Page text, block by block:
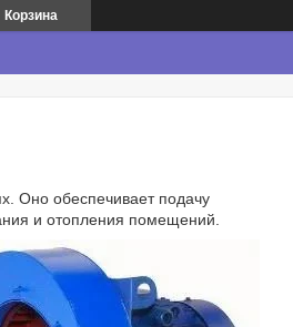
Корзина
Оно обеспечивает подачу
и отопления помещений.